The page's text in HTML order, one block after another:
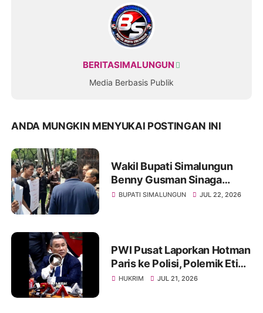
BERITASIMALUNGUN
Media Berbasis Publik
ANDA MUNGKIN MENYUKAI POSTINGAN INI
Wakil Bupati Simalungun
Benny Gusman Sinaga
Disebutsebut Terlibat
BUPATI SIMALUNGUN JUL 22, 2026
PWI Pusat Laporkan Hotman
Paris ke Polisi, Polemik Etika
dan Kebebasan Pers
HUKRIM JUL 21, 2026